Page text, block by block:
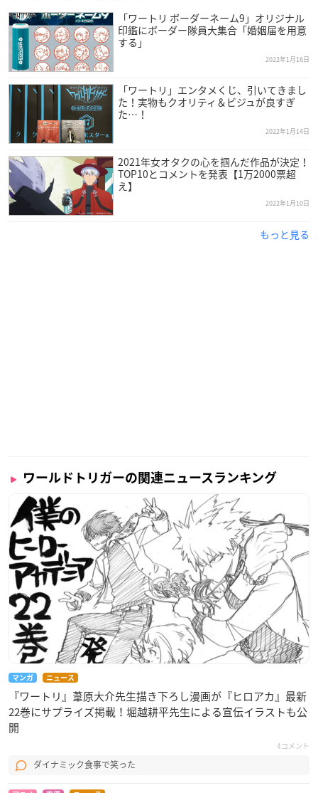
【チケット情報】※全て税込
・前売券
前売券：一般2,000円
中高生：1,500円
小学生：800円
・グッズ付前売券
一般：3,500円
中高生：3,000円
小学生：2,300円
※前売券は数量限定となります。予告なく販売が終了となる場
・当日券
当日券：一般2,300円
中高生：1,800円
小学生：1,000円
※当日券は数量限定となります。予告なく販売が終了となる場
合があります。
※未就学児無料
※当日券は会場のみでの販売となります。
取扱：展示会場当日券窓口
【入場特典】
特典カード(全14種)
特典カード(全14種)を入場時に会場入口にてお渡しされます。
受け取り忘れのないようご注意ください。
※不良品以外交換はできませんので必ずその場でご確認をお願
いします。
※全14種よりランダムで2種のお渡しとなります。絵柄はお選
「ワートリ ボーダーネーム9」オリジナル
印鑑にボーダー隊員大集合「婚姻届を用意
する」
2022年1月16日
「ワートリ」エンタメくじ、引いてきまし
た！実物もクオリティ＆ビジュが良すぎ
た…！
2022年1月14日
2021年女オタクの心を掴んだ作品が決定！
TOP10とコメントを発表【1万2000票超
え】
2022年1月10日
もっと見る
ワールドトリガーの関連ニュースランキング
マンガ ニュース
『ワートリ』葦原大介先生描き下ろし漫画が『ヒロアカ』最新
22巻にサプライズ掲載！堀越耕平先生による宣伝イラストも公
開
4コメント
ダイナミック食事で笑った